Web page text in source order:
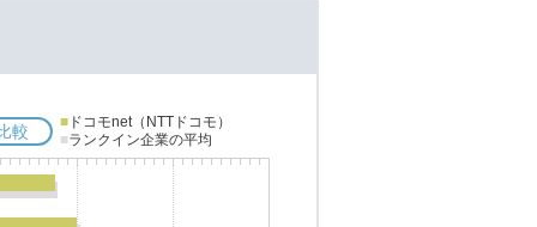
較 ■ ドコモnet（NTTドコモ）
■ランクイン企業の平均